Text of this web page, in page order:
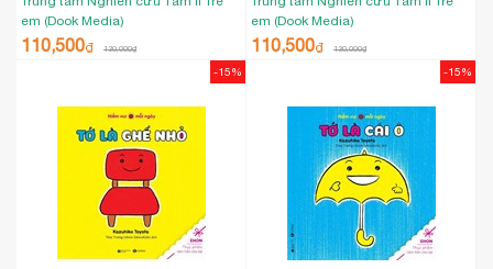
em (Dook Media)
110,500₫ 130,000₫
em (Dook Media)
110,500₫ 130,000₫
-15% -15%